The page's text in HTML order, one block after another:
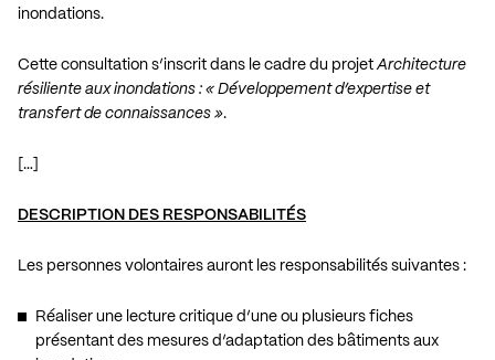
inondations.
Cette consultation s’inscrit dans le cadre du projet Architecture
résiliente aux inondations : « Développement d’expertise et
transfert de connaissances ».
[…]
DESCRIPTION DES RESPONSABILITÉS
Les personnes volontaires auront les responsabilités suivantes :
Réaliser une lecture critique d’une ou plusieurs fiches
présentant des mesures d’adaptation des bâtiments aux